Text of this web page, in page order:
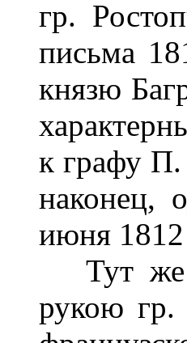
гр.
письма
князю
к графу П.
наконец,
июня 1812
Тут же
рукою гр.